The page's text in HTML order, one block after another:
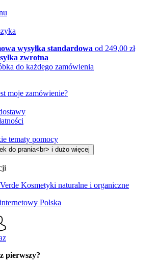
wysyłka standardowa od 249,00 zł
zwrotna
do każdego zamówienia
moje zamówienie?
tematy pomocy
Kosmetyki naturalne i organiczne
pierwszy?